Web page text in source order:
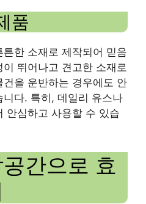
품
한 소재로 제작되어 믿음
뛰어나고 견고한 소재로
을 운반하는 경우에도 안
다. 특히, 데일리 유스나
안심하고 사용할 수 있습
간으로 효